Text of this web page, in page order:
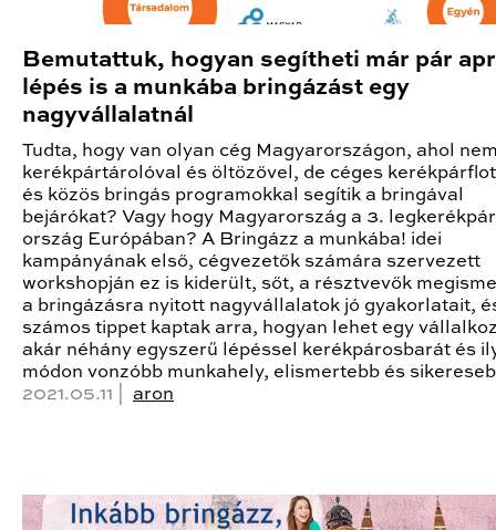
Bemutattuk, hogyan segítheti már pár
lépés is a munkába bringázást egy
nagyvállalatnál
Tudta, hogy van olyan cég Magyarországon, ahol
kerékpártárolóval és öltözővel, de céges
és közös bringás programokkal segítik a bringával
bejárókat? Vagy hogy Magyarország a 3.
ország Európában? A Bringázz a munkába! idei
kampányának első, cégvezetők számára szervezett
workshopján ez is kiderült, sőt, a résztvevők
a bringázásra nyitott nagyvállalatok jó gyakorlatait,
számos tippet kaptak arra, hogyan lehet egy
akár néhány egyszerű lépéssel kerékpárosbarát és
módon vonzóbb munkahely, elismertebb és
2021.05.11 | aron